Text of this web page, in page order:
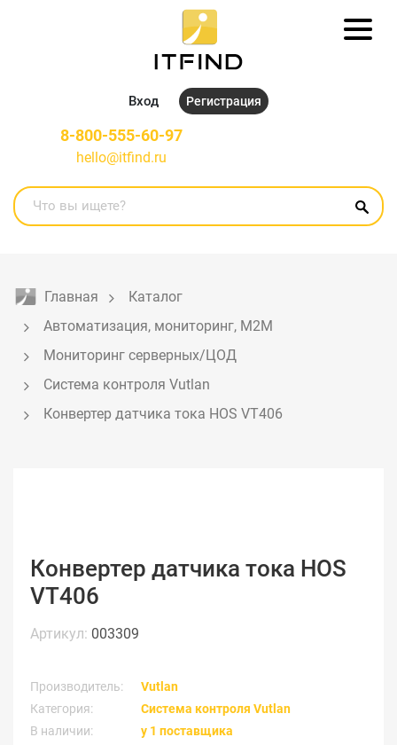
Вход Регистрация
8-800-555-60-97
hello@itfind.ru
Главная
Каталог
Автоматизация, мониторинг, M2M
Мониторинг серверных/ЦОД
Система контроля Vutlan
Конвертер датчика тока HOS VT406
Конвертер датчика тока HOS
VT406
Артикул: 003309
Производитель:
Vutlan
Категория:
Система контроля Vutlan
В наличии:
у 1 поставщика